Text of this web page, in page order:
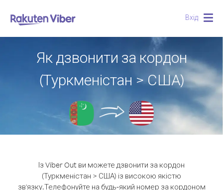
Вхід
Як дзвонити за кордон
(Туркменістан > США)
Із Viber Out ви можете дзвонити за кордон
(Туркменістан > США) із високою якістю
зв'язку.Телефонуйте на будь-який номер за кордоном